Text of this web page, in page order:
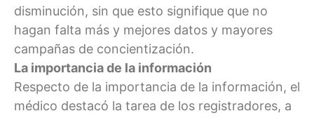
disminución, sin que esto signifique que no
hagan falta más y mejores datos y mayores
campañas de concientización.
La importancia de la información
Respecto de la importancia de la información, el
médico destacó la tarea de los registradores, a